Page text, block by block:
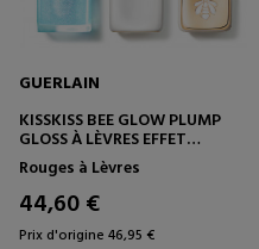
GUERLAIN
KISSKISS BEE GLOW PLUMP
GLOSS À LÈVRES EFFET
VOLUMATEUR
Rouges à Lèvres
44,60 €
Prix d'origine 46,95 €